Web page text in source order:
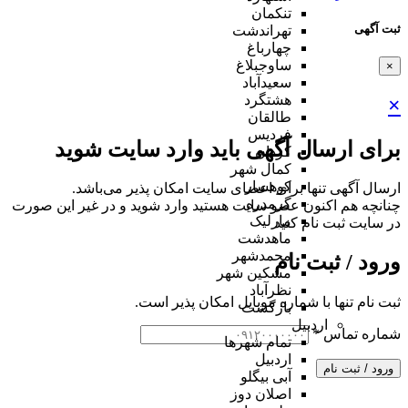
ثبت آگهی
×
×
برای ارسال آگهی باید وارد سایت شوید
ارسال آگهی تنها برای اعضای سایت امکان پذیر می‌باشد.
چنانچه هم‌ اکنون عضو سایت هستید وارد شوید و در غیر این صورت
در سایت ثبت نام کنید
ورود / ثبت نام
ثبت نام تنها با شماره موبایل امکان پذیر است.
شماره تماس*
ورود / ثبت نام
تنکمان
تهراندشت
چهارباغ
ساوجبلاغ
سعیدآباد
هشتگرد
طالقان
فردیس
کردان
کمال شهر
کوهسار
گرمدره
مارلیک
ماهدشت
محمدشهر
مشکین شهر
نظرآباد
بازگشت
اردبیل
تمام شهر‌ها
اردبیل
آبی بیگلو
اصلان دوز